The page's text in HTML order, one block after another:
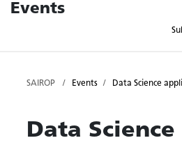
Events
SAIROP Events Data Science
Data Science